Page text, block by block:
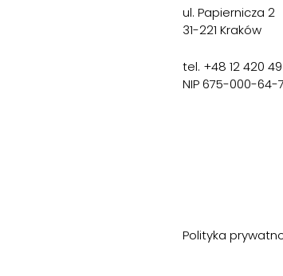
ul. Papiernicza 2
31-221 Kraków
tel. +48 12 420
NIP 675-000-64-
Polityka